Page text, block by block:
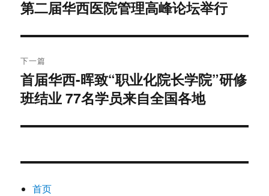
航
上
文
章：
第二届华西医院管理高峰论坛举行
下一篇
下
篇
章：
首届华西-晖致“职业化院长学院”研修
班结业 77名学员来自全国各地
首页